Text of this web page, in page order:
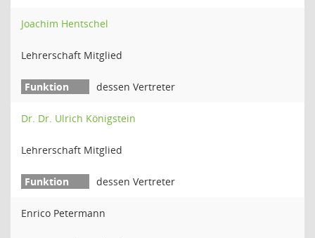
Joachim Hentschel
Lehrerschaft Mitglied
dessen Vertreter
Dr. Dr. Ulrich Königstein
Lehrerschaft Mitglied
dessen Vertreter
Enrico Petermann